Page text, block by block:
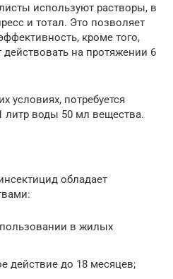
используют растворы, в
и тотал. Это позволяет
кроме того,
на протяжении 6
условиях, потребуется
литр воды 50 мл вещества.
обладает
в жилых
действие до 18 месяцев;